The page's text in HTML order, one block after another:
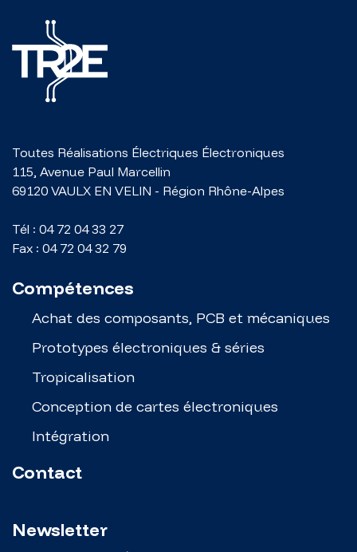
Toutes Réalisations Électriques Électroniques
115, Avenue Paul Marcellin
69120 VAULX EN VELIN - Région Rhône-Alpes
Tél : 04 72 04 33 27
Fax : 04 72 04 32 79
Compétences
Achat des composants, PCB et mécaniques
Prototypes électroniques & séries
Tropicalisation
Conception de cartes électroniques
Intégration
Contact
Newsletter